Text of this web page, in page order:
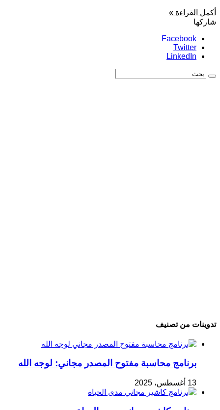
أكمل القراءة »
شاركها
Facebook
Twitter
LinkedIn
بحث:
تدوينات من تصنيف
برنامج محاسبة مفتوح المصدر مجاني: لوجه الله
13 أغسطس، 2025